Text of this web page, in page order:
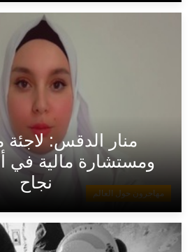
مهاجرون حول العالم
منار الدقس:
ومستشارة مالية في
نجاح